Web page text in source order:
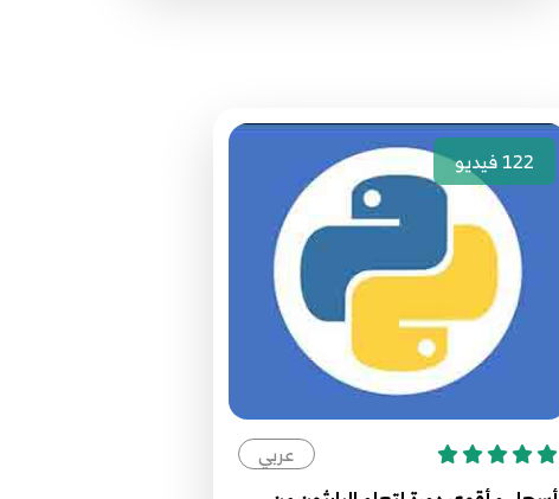
81
75.75 Python network programming
Web
82
76.76 Python network programming
JSON
83
77.77 Python network programming
JSON
122فيديو
عربي